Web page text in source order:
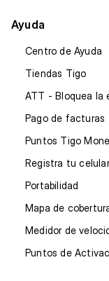
Ayuda
Centro de Ayuda
Tiendas Tigo
ATT - Bloquea la
Pago de facturas
Puntos Tigo
Registra tu celular
Portabilidad
Mapa de
Medidor de
Puntos de